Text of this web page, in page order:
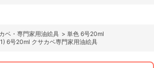
ベ・専門家用油絵具 > 単色 6号20ml
6号20ml クサカベ専門家用油絵具